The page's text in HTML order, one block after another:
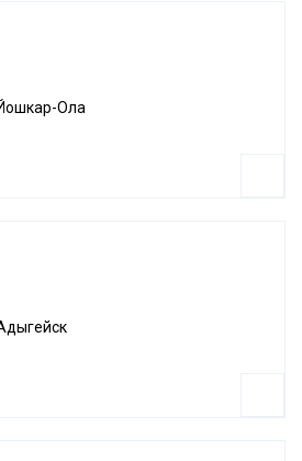
Ола